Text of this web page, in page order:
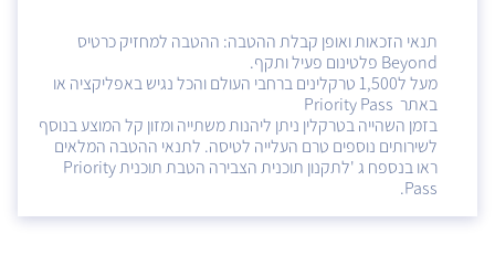
תנאי הזכאות ואופן קבלת ההטבה: ההטבה למחזיק כרטיס
Beyond פלטינום פעיל ותקף.
מעל ל1,500 טרקלינים ברחבי העולם והכל נגיש באפליקציה או
באתר Priority Pass
בזמן השהייה בטרקלין ניתן ליהנות משתייה ומזון קל המוצע בנוסף
לשירותים נוספים טרם העלייה לטיסה. לתנאי ההטבה המלאים
ראו בנספח ג 'לתקנון תוכנית הצבירה הטבת תוכנית Priority
Pass.